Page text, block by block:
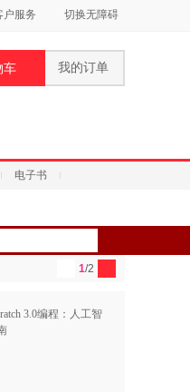
户服务 切换无障碍
车 我的订单
电子书
1/2